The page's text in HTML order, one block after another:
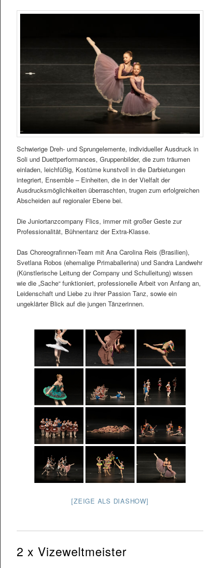
Schwierige Dreh- und Sprungelemente, individueller Ausdruck in
Soli und Duettperformances, Gruppenbilder, die zum träumen
einladen, leichfüßig, Kostüme kunstvoll in die Darbietungen
integriert, Ensemble – Einheiten, die in der Vielfalt der
Ausdrucksmöglichkeiten überraschten, trugen zum erfolgreichen
Abscheiden auf regionaler Ebene bei.
Die Juniortanzcompany Flics, immer mit großer Geste zur
Professionalität, Bühnentanz der Extra-Klasse.
Das Choreografinnen-Team mit Ana Carolina Reis (Brasilien),
Svetlana Robos (ehemalige Primaballerina) und Sandra Landwehr
(Künstlerische Leitung der Company und Schulleitung) wissen
wie die „Sache“ funktioniert, professionelle Arbeit von Anfang an,
Leidenschaft und Liebe zu ihrer Passion Tanz, sowie ein
ungeklärter Blick auf die jungen Tänzerinnen.
[ZEIGE ALS DIASHOW]
2 x Vizeweltmeister